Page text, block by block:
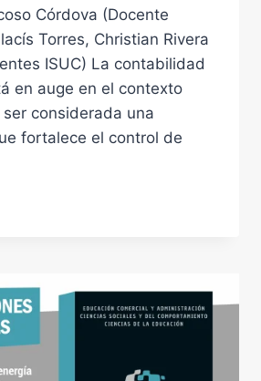
Córdova (Docente
Torres, Christian Rivera
ISUC) La contabilidad
en auge en el contexto
considerada una
fortalece el control de